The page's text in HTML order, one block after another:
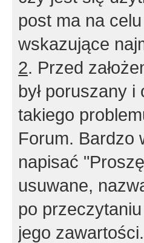
post ma na
wskazujące
2. Przed
był poruszany
takiego
Forum. Bardzo
napisać
usuwane,
po
jego zawartości.